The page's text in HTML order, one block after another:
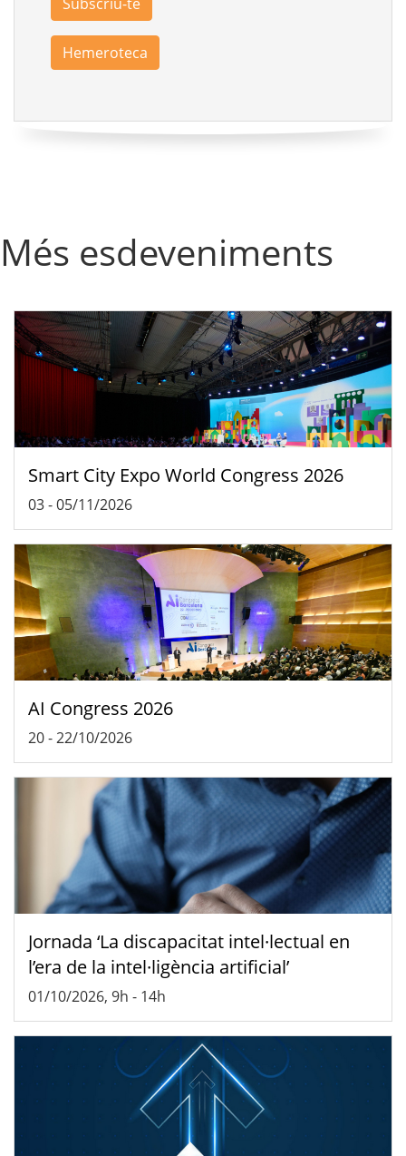
Hemeroteca
Més esdeveniments
Smart City Expo World Congress 2026
03-05/11/2026
AI Congress 2026
20-22/10/2026
Jornada ‘La discapacitat intel·lectual en
l’era de la intel·ligència artificial’
01/10/2026, 9h - 14h